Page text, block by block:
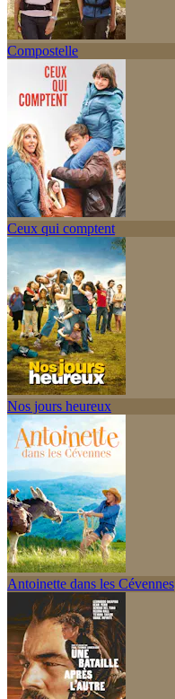
Compostelle
Ceux qui comptent
Nos jours heureux
Antoinette dans les Cévennes